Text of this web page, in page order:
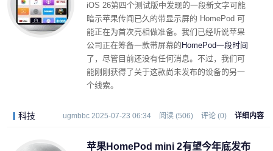
iOS 26第四个测试版中发现的一段新文字可能
暗示苹果传闻已久的带显示屏的 HomePod 可
能正在为首次亮相做准备。我们已经听说苹果
公司正在筹备一款带屏幕的 HomePod一段时间
了，尽管目前还没有任何消息。不过，我们可
能刚刚获得了关于这款尚未发布的设备的另一
个线索。
科技 ugmbbc 2025-07-23 06:34 阅读 (506) 评论 (0) 详细内容
苹果HomePod mini 2有望今年底发布